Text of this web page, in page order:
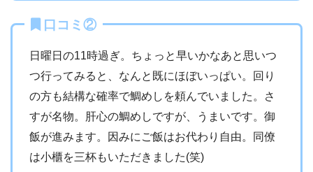
口コミ②
日曜日の11時過ぎ。ちょっと早いかなあと思いつ
つ行ってみると、なんと既にほぼいっぱい。回り
の方も結構な確率で鯛めしを頼んでいました。さ
すが名物。肝心の鯛めしですが、うまいです。御
飯が進みます。因みにご飯はお代わり自由。同僚
は小櫃を三杯もいただきました(笑)